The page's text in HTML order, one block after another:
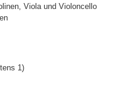
Viola und Violoncello
1)